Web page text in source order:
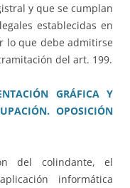
y que se cumplan
establecidas en
lo que debe admitirse
del art. 199.
GRÁFICA Y
OPOSICIÓN
del colindante, el
informática